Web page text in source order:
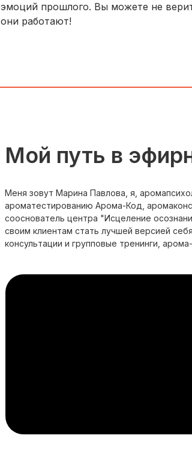
эмоций прошлого. Вы можете не
они работают!
Мой путь в
Меня зовут Марина Павлова, я,
ароматестированию Арома-Код,
сооснователь центра "Исцеление
своим клиентам стать лучшей версией
консультации и групповые тренинги,